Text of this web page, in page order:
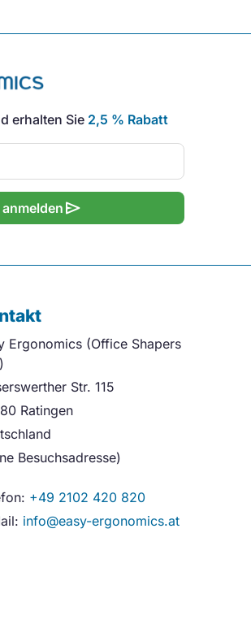
erhalten Sie 2,5 % Rabatt
send
Ergonomics (Office Shapers
Str. 115
Ratingen
Besuchsadresse)
+49 2102 420 820
info@easy-ergonomics.at